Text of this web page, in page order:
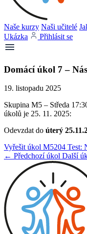
Naše kurzy Naši učitelé
Ukázka
Přihlásit se
Domácí úkol 7 –
19. listopadu 2025
Skupina M5 – Středa
úkolů je 25. 11. 2025:
Odevzdat do úterý
Vyřešit úkol M5204 Test:
← Předchozí úkol Další